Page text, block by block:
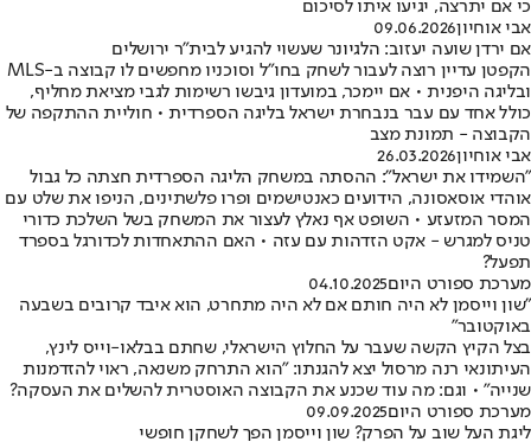
כי אם יתרצה, יגיעו איתו לסיכום
אבי אוחיון09.06.2026
אם ירדן שועה יעזוב: הלגיונר שעשוי להגיע לבית"ר ירושלים
הקפטן עדיין רוצה לעבור לשחק בחו"ל וסוכניו מחפשים לו קבוצה ב-MLS
ובליגה היפנית • אם יימכר, במועדון גיבשו רשימות לגבי מציאת מחליף,
כולל אחד עם עבר בנבחרת ישראל בליגה הספרדית • חוליית ההתקפה של
הקבוצה - תמונת מצב
אבי אוחיון26.03.2026
"השמידו את ישראל": ההסתה במשחק הליגה הספרדית חצתה כל גבול
אוהדי אוסאסונה, הידועים כאנטישמים ופרו פלשתינים, הניפו את שלט עם
המסר המזעזע • השופט אף נאלץ לעצור את המשחק בשל השלכת כדורי
טניס למגרש - אקט הזדהות עם עזה • האם ההתאחדות לכדורגל בספרד
תפעל?
מערכת ספורט היום04.10.2025
"שון וייסמן לא היה חותם אם לא היה מתחרט, הוא איבד קרובים בשבעה
באוקטובר"
בצל הקיץ הקשה שעבר על החלוץ הישראלי, שחתם בבלאו-וייס לינץ,
העיתונאי רנה מרסול יצא להגנתו: "הוא התרחק משנאה, ראוי להזדמנות
שנייה" • וגם: מה עוד שכנע את הקבוצה האוסטרית להשלים את העסקה?
מערכת ספורט היום09.09.2025
ליגת העל שוב על הפרק? שון וייסמן הפך לשחקן חופשי